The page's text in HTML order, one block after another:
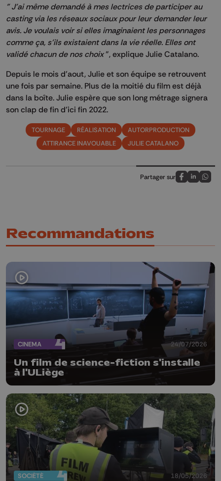
" J'ai même demandé à mes lectrices de participer au
casting via les réseaux sociaux pour leur demander leur
avis. Je voulais voir si elles imaginaient les personnages
comme ça, s'ils existaient dans la vie réelle. Elles ont
validé chacun de nos choix ", explique Julie Catalano.
Depuis le mois d’aout, Julie et son équipe se retrouvent
une fois par semaine. Plus de la moitié du film est déjà
dans la boîte. Julie espère que son long métrage signera
son clap de fin d’ici fin 2022.
TOURNAGE RÉALISATION
AUTORPRODUCTION
ATTIRANCE INAVOUABLE
JULIE CATALANO
Partager sur
Partagez sur
Partagez
Recommandations
CINEMA 24/07/2026
Un film de science-fiction s'installe
à l'ULiège
SOCIÉTÉ 18/05/2026